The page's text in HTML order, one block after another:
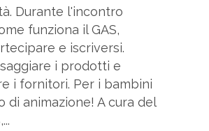
Durante l'incontro
funziona il GAS,
e iscriversi.
i prodotti e
i fornitori. Per i bambini
di animazione! A cura del